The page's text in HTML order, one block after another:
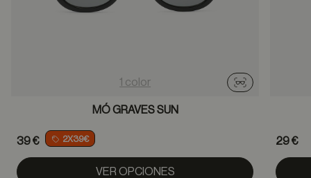
1 color
Probador
MÓ GRAVES SUN
39 € 2X39€
VER OPCIONES
29 €